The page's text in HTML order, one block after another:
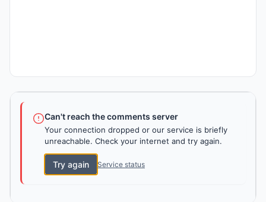
Can't reach the comments server
Your connection dropped or our service is briefly
unreachable. Check your internet and try again.
Try again Service status